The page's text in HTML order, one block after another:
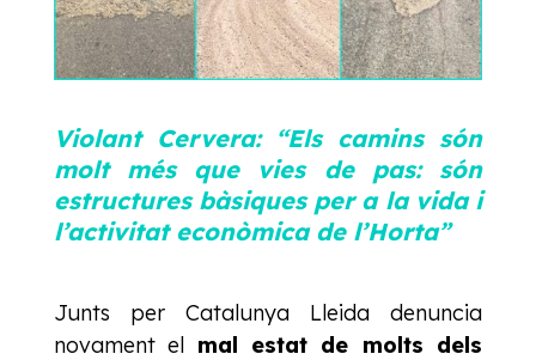
Violant Cervera: “Els camins són
molt més que vies de pas: són
estructures bàsiques per a la vida i
l’activitat econòmica de l’Horta”
Junts per Catalunya Lleida denuncia
novament el mal estat de molts dels